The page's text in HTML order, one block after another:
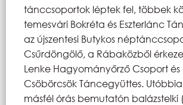
tánccsoportok léptek fel, többek
temesvári Bokréta és Eszterlánc
az újszentesi Butykos
Csűrdöngölő, a Rábaközből
Lenke Hagyományőrző Csoport
Csöbörcsök Táncegyüttes.
másfél órás bemutatón balázstelki